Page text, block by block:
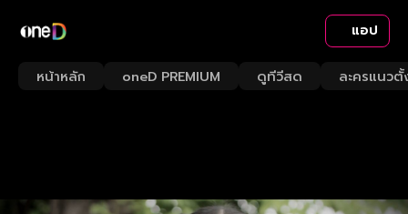
แอป
หน้าหลัก oneD PREMIUM ดูทีวีสด ละครแนวตั้